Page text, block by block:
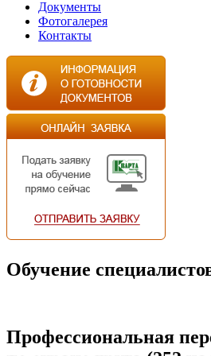
Документы
Фотогалерея
Контакты
Обучение
Профессиональная